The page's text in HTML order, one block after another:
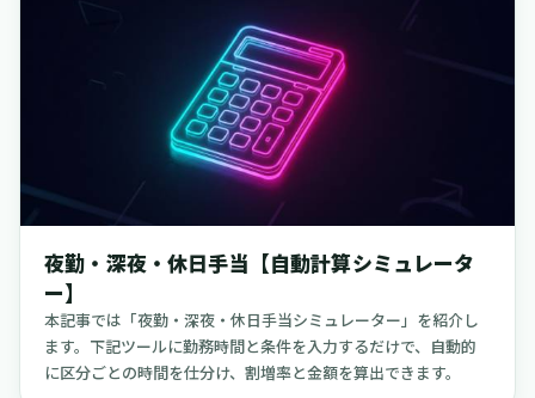
ー」は、時給や年内の累計収入、見込みの手当を入力するだけ
で、103万、106万、130万、150万（2025年以降は123万、160
万）の各ラインまであと何時間働けるかを計算できるツールで
す。さらに月ごとの安全な配分を表示できるため、面談の場で
「この条件なら安心して続けられる」と候補者と合意すること
が可能になります。
夜勤・深夜・休日手当【自動計算シミュレータ
ー】
本記事では「夜勤・深夜・休日手当シミュレーター」を紹介し
ます。下記ツールに勤務時間と条件を入力するだけで、自動的
に区分ごとの時間を仕分け、割増率と金額を算出できます。